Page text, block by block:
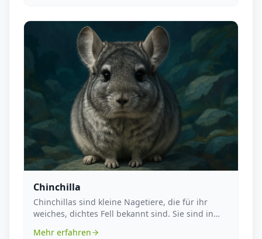
Chinchilla
Chinchillas sind kleine Nagetiere, die für ihr
weiches, dichtes Fell bekannt sind. Sie sind in
Mehr erfahren